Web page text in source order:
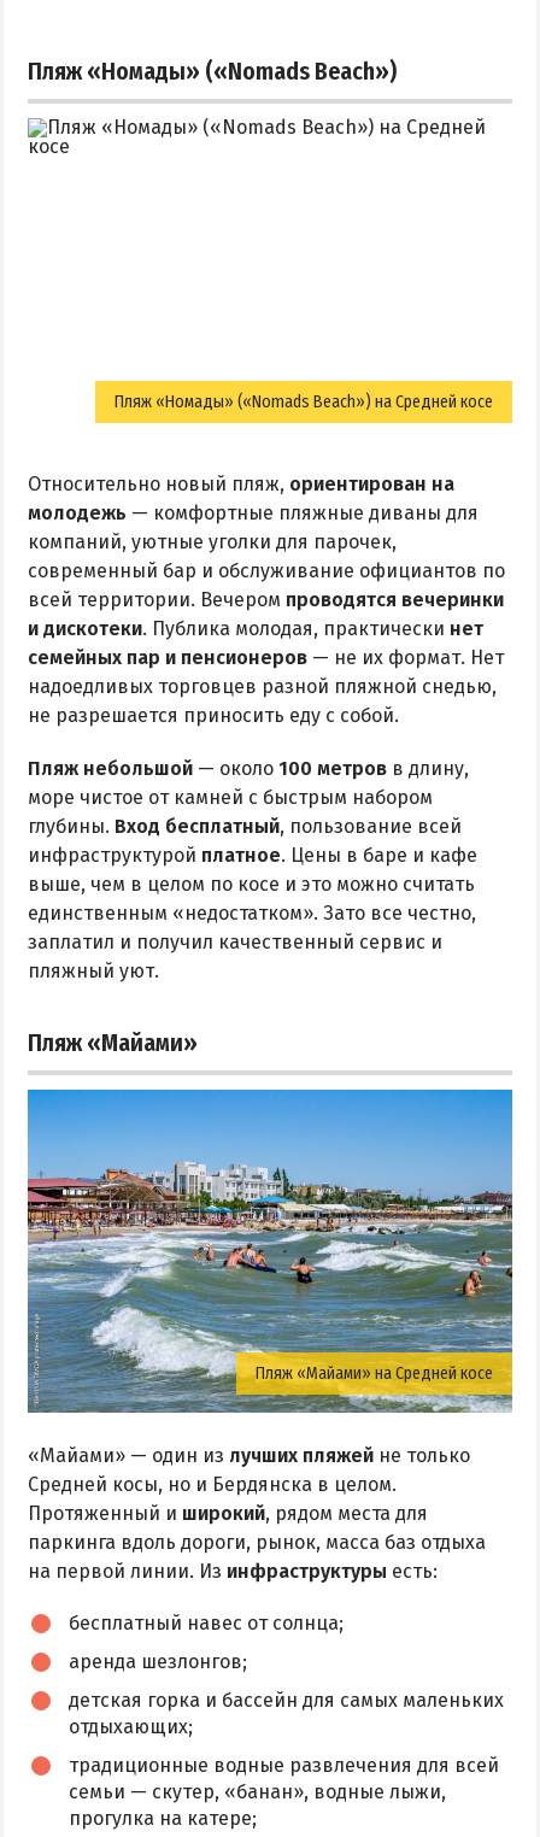
Пляж «Номады» («Nomads Beach»)
Пляж «Номады» («Nomads Beach») на Средней косе
Относительно новый пляж, ориентирован на
молодежь — комфортные пляжные диваны для
компаний, уютные уголки для парочек,
современный бар и обслуживание официантов по
всей территории. Вечером проводятся вечеринки
и дискотеки. Публика молодая, практически нет
семейных пар и пенсионеров — не их формат. Нет
надоедливых торговцев разной пляжной снедью,
не разрешается приносить еду с собой.
Пляж небольшой — около 100 метров в длину,
море чистое от камней с быстрым набором
глубины. Вход бесплатный, пользование всей
инфраструктурой платное. Цены в баре и кафе
выше, чем в целом по косе и это можно считать
единственным «недостатком». Зато все честно,
заплатил и получил качественный сервис и
пляжный уют.
Пляж «Майами»
Пляж «Майами» на Средней косе
«Майами» — один из лучших пляжей не только
Средней косы, но и Бердянска в целом.
Протяженный и широкий, рядом места для
паркинга вдоль дороги, рынок, масса баз отдыха
на первой линии. Из инфраструктуры есть:
бесплатный навес от солнца;
аренда шезлонгов;
детская горка и бассейн для самых маленьких
отдыхающих;
традиционные водные развлечения для всей
семьи — скутер, «банан», водные лыжи,
прогулка на катере;